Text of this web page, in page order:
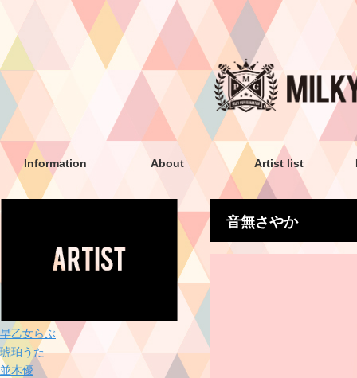
Information About Artist list
音無さやか
早乙女らぶ
琥珀うた
並木優